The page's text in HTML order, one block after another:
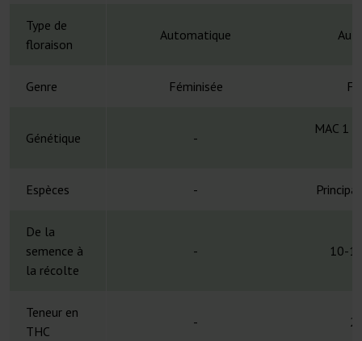
Type de
floraison
Automatique
Genre Féminisée
Génétique -
MAC 1
Espèces -
De la
semence à
la récolte
- 10-
Teneur en
THC
-